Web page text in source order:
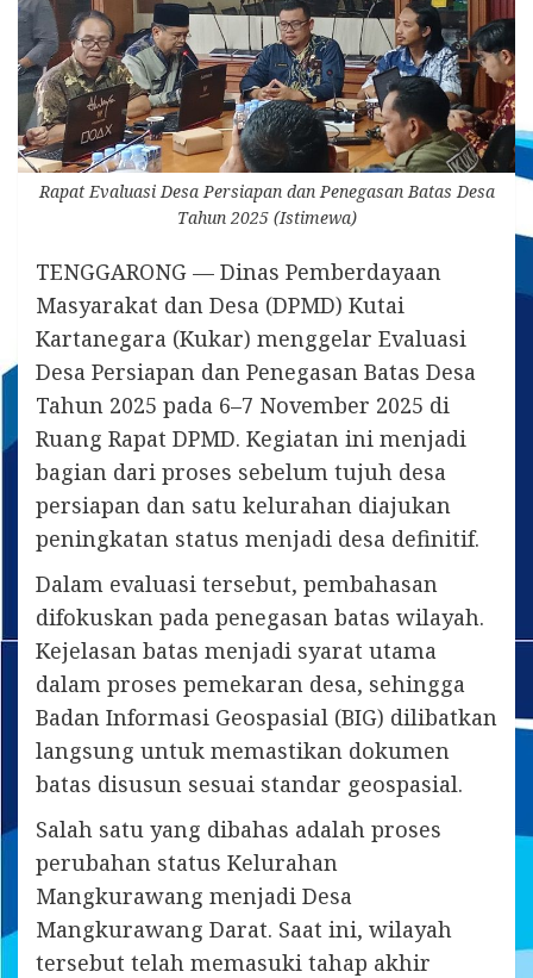
Rapat Evaluasi Desa Persiapan dan Penegasan Batas Desa
Tahun 2025 (Istimewa)
TENGGARONG — Dinas Pemberdayaan
Masyarakat dan Desa (DPMD) Kutai
Kartanegara (Kukar) menggelar Evaluasi
Desa Persiapan dan Penegasan Batas Desa
Tahun 2025 pada 6–7 November 2025 di
Ruang Rapat DPMD. Kegiatan ini menjadi
bagian dari proses sebelum tujuh desa
persiapan dan satu kelurahan diajukan
peningkatan status menjadi desa definitif.
Dalam evaluasi tersebut, pembahasan
difokuskan pada penegasan batas wilayah.
Kejelasan batas menjadi syarat utama
dalam proses pemekaran desa, sehingga
Badan Informasi Geospasial (BIG) dilibatkan
langsung untuk memastikan dokumen
batas disusun sesuai standar geospasial.
Salah satu yang dibahas adalah proses
perubahan status Kelurahan
Mangkurawang menjadi Desa
Mangkurawang Darat. Saat ini, wilayah
tersebut telah memasuki tahap akhir